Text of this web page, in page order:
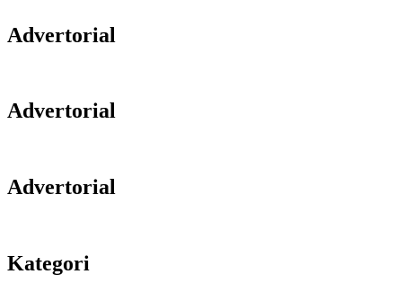
Advertorial
Advertorial
Advertorial
Kategori